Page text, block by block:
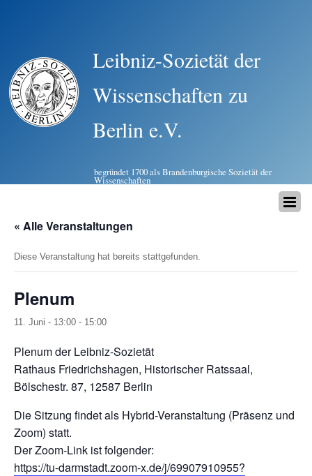
Leibniz-Sozietät der
Wissenschaften zu
Berlin e.V.
begründet 1700 als Brandenburgische Sozietät der
Wissenschaften
« Alle Veranstaltungen
Diese Veranstaltung hat bereits stattgefunden.
Plenum
11. Juni - 13:00 - 15:00
Plenum der Leibniz-Sozietät
Rathaus Friedrichshagen, Historischer Ratssaal,
Bölschestr. 87, 12587 Berlin
Die Sitzung findet als Hybrid-Veranstaltung (Präsenz und
Zoom) statt.
Der Zoom-Link ist folgender:
https://tu-darmstadt.zoom-x.de/j/69907910955?